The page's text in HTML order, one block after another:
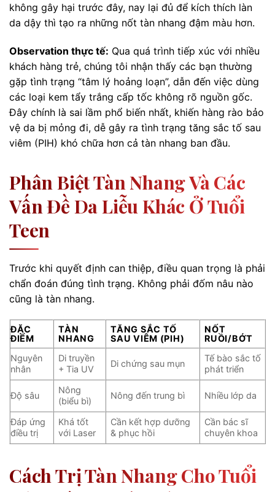
không gây hại trước đây, nay lại đủ để kích thích làn
da dậy thì tạo ra những nốt tàn nhang đậm màu hơn.
Observation thực tế: Qua quá trình tiếp xúc với nhiều
khách hàng trẻ, chúng tôi nhận thấy các bạn thường
gặp tình trạng “tâm lý hoảng loạn”, dẫn đến việc dùng
các loại kem tẩy trắng cấp tốc không rõ nguồn gốc.
Đây chính là sai lầm phổ biến nhất, khiến hàng rào bảo
vệ da bị mỏng đi, dễ gây ra tình trạng tăng sắc tố sau
viêm (PIH) khó chữa hơn cả tàn nhang ban đầu.
Phân Biệt Tàn Nhang Và Các
Vấn Đề Da Liễu Khác Ở Tuổi
Teen
Trước khi quyết định can thiệp, điều quan trọng là phải
chẩn đoán đúng tình trạng. Không phải đốm nâu nào
cũng là tàn nhang.
ĐẶC
ĐIỂM
TÀN
NHANG
TĂNG SẮC TỐ
SAU VIÊM (PIH)
NỐT
RUỒI/BỚT
Nguyên
nhân
Di truyền
+ Tia UV
Di chứng sau mụn
Tế bào sắc tố
phát triển
Độ sâu
Nông
(biểu bì)
Nông đến trung bì Nhiều lớp da
Đáp ứng
điều trị
Khá tốt
với Laser
Cần kết hợp dưỡng
& phục hồi
Cần bác sĩ
chuyên khoa
Cách Trị Tàn Nhang Cho Tuổi